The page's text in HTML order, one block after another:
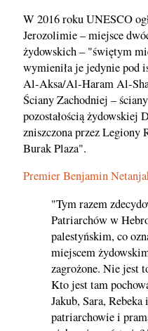
W 2016 roku UNESCO
Jerozolimie – miejsce
żydowskich – "świętym
wymieniła je jedynie pod
Al-Aksa/Al-Haram Al-
Ściany Zachodniej –
pozostałością żydowskiej
zniszczona przez
Burak Plaza".
Premier Benjamin
"Tym razem
Patriarchów w
palestyńskim, co
miejscem
zagrożone. Nie jest
Kto jest tam
Jakub, Sara, Rebeka
patriarchowie i